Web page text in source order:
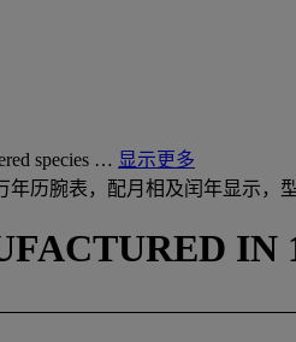
species … 显示更多
历腕表，配月相及闰年显示，
IN